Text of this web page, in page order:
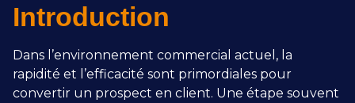
Introduction
Dans l’environnement commercial actuel, la
rapidité et l’efficacité sont primordiales pour
convertir un prospect en client. Une étape souvent